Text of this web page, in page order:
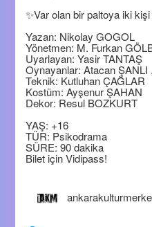
✨Var olan bir paltoya iki
Yazan: Nikolay GOGOL
Yönetmen: M. Furkan
Uyarlayan: Yasir TANTAŞ
Oynayanlar: Atacan
Teknik: Kutluhan ÇAĞLAR
Kostüm: Ayşenur ŞAHAN
Dekor: Resul BOZKURT
YAŞ: +16
TÜR: Psikodrama
SÜRE: 90 dakika
Bilet için Vidipass!